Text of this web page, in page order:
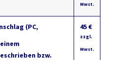
Mwst.
(PC,
bzw.
45 €
zzgl.
Mwst.